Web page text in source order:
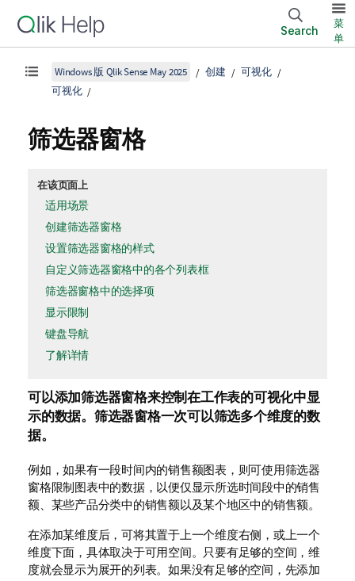
Search
菜
单
Windows 版 Qlik Sense May 2025 创建
可视化
可视化
筛选器窗格
在该页面上
适用场景
创建筛选器窗格
设置筛选器窗格的样式
自定义筛选器窗格中的各个列表框
筛选器窗格中的选择项
显示限制
键盘导航
了解详情
可以添加筛选器窗格来控制在工作表的可视化中显
示的数据。筛选器窗格一次可以筛选多个维度的数
据。
例如，如果有一段时间内的销售额图表，则可使用筛选器
窗格限制图表中的数据，以便仅显示所选时间段中的销售
额、某些产品分类中的销售额以及某个地区中的销售额。
在添加某维度后，可将其置于上一个维度右侧，或上一个
维度下面，具体取决于可用空间。只要有足够的空间，维
度就会显示为展开的列表。如果没有足够的空间，先添加